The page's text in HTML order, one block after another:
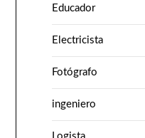
Educador
Electricista
Fotógrafo
ingeniero